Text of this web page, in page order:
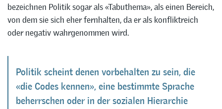
bezeichnen Politik sogar als «Tabuthema», als einen Bereich,
von dem sie sich eher fernhalten, da er als konfliktreich
oder negativ wahrgenommen wird.
Politik scheint denen vorbehalten zu sein, die
«die Codes kennen», eine bestimmte Sprache
beherrschen oder in der sozialen Hierarchie